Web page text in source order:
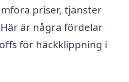
priser, tjänster
är några fördelar
för häckklippning i